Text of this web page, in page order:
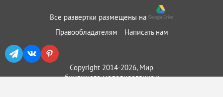
Все развертки размещены на
Правообладателям
Написать нам
Copyright 2014-2026, Мир
бумажного моделирования ::